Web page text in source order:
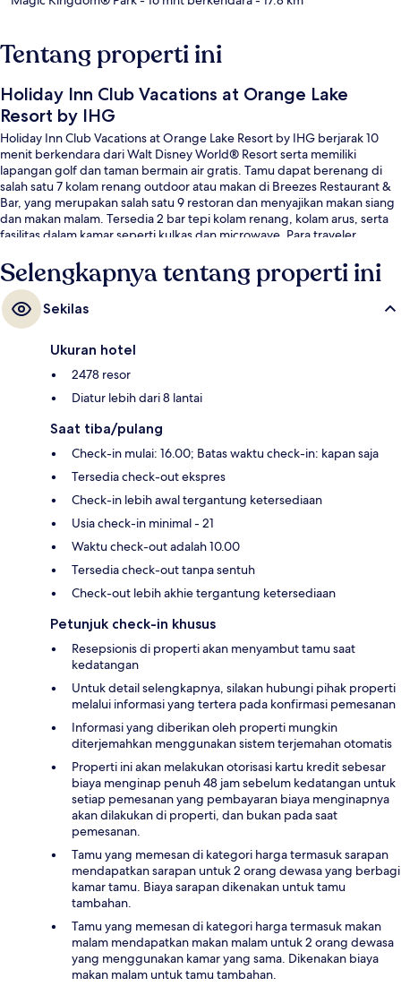
Tentang properti ini
Holiday Inn Club Vacations at Orange Lake
Resort by IHG
Holiday Inn Club Vacations at Orange Lake Resort by IHG berjarak 10
menit berkendara dari Walt Disney World® Resort serta memiliki
lapangan golf dan taman bermain air gratis. Tamu dapat berenang di
salah satu 7 kolam renang outdoor atau makan di Breezes Restaurant &
Bar, yang merupakan salah satu 9 restoran dan menyajikan makan siang
dan makan malam. Tersedia 2 bar tepi kolam renang, kolam arus, serta
fasilitas dalam kamar seperti kulkas dan microwave. Para traveler
Selengkapnya tentang properti ini
Sekilas
Ukuran hotel
2478 resor
Diatur lebih dari 8 lantai
Saat tiba/pulang
Check-in mulai: 16.00; Batas waktu check-in: kapan saja
Tersedia check-out ekspres
Check-in lebih awal tergantung ketersediaan
Usia check-in minimal - 21
Waktu check-out adalah 10.00
Tersedia check-out tanpa sentuh
Check-out lebih akhie tergantung ketersediaan
Petunjuk check-in khusus
Resepsionis di properti akan menyambut tamu saat
kedatangan
Untuk detail selengkapnya, silakan hubungi pihak properti
melalui informasi yang tertera pada konfirmasi pemesanan
Informasi yang diberikan oleh properti mungkin
diterjemahkan menggunakan sistem terjemahan otomatis
Properti ini akan melakukan otorisasi kartu kredit sebesar
biaya menginap penuh 48 jam sebelum kedatangan untuk
setiap pemesanan yang pembayaran biaya menginapnya
akan dilakukan di properti, dan bukan pada saat
pemesanan.
Tamu yang memesan di kategori harga termasuk sarapan
mendapatkan sarapan untuk 2 orang dewasa yang berbagi
kamar tamu. Biaya sarapan dikenakan untuk tamu
tambahan.
Tamu yang memesan di kategori harga termasuk makan
malam mendapatkan makan malam untuk 2 orang dewasa
yang menggunakan kamar yang sama. Dikenakan biaya
makan malam untuk tamu tambahan.